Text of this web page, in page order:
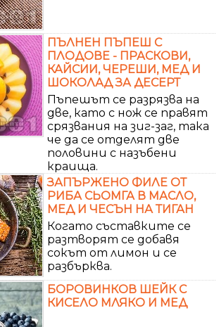
ПЪЛНЕН ПЪПЕШ С
ПЛОДОВЕ - ПРАСКОВИ,
КАЙСИИ, ЧЕРЕШИ, МЕД И
ШОКОЛАД ЗА ДЕСЕРТ
Пъпешът се разрязва на
две, като с нож се правят
срязвания на зиг-заг, така
че да се отделят две
половини с назъбени
краища.
ЗАПЪРЖЕНО ФИЛЕ ОТ
РИБА СЬОМГА В МАСЛО,
МЕД И ЧЕСЪН НА ТИГАН
Когато съставките се
разтворят се добавя
сокът от лимон и се
разбърква.
БОРОВИНКОВ ШЕЙК С
КИСЕЛО МЛЯКО И МЕД